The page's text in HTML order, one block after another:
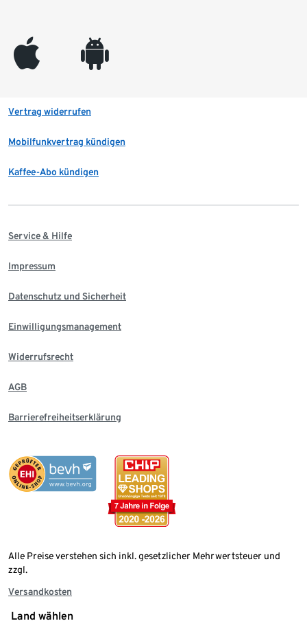
appleinc android
Vertrag widerrufen
Mobilfunkvertrag kündigen
Kaffee-Abo kündigen
Service & Hilfe
Impressum
Datenschutz und Sicherheit
Einwilligungsmanagement
Widerrufsrecht
AGB
Barrierefreiheitserklärung
Alle Preise verstehen sich inkl. gesetzlicher Mehrwertsteuer und
zzgl.
Versandkosten
Land wählen